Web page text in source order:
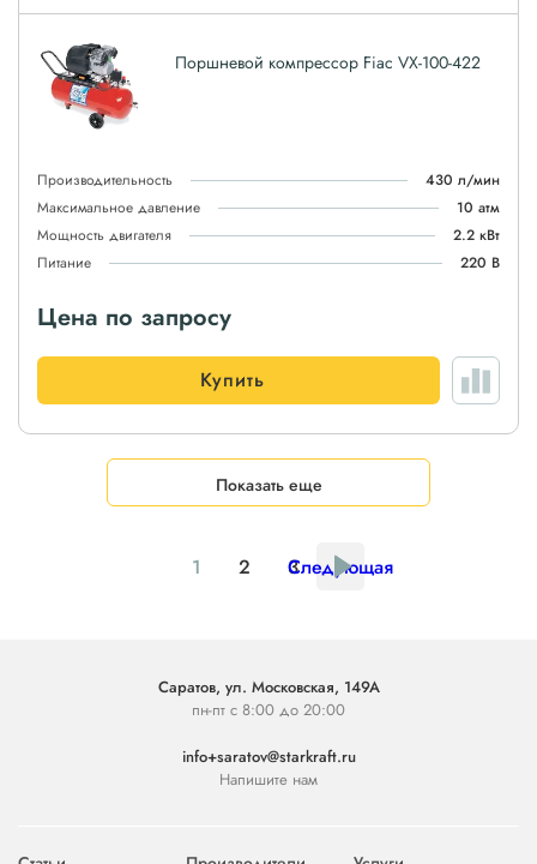
Поршневой компрессор Fiac VX-100-422
Производительность
430 л/мин
Максимальное давление
10 атм
Мощность двигателя
2.2 кВт
Питание
220 В
Цена по запросу
Купить
Показать еще
1 2 3
Следующая
Саратов, ул. Московская, 149А
пн-пт с 8:00 до 20:00
info+saratov@starkraft.ru
Напишите нам